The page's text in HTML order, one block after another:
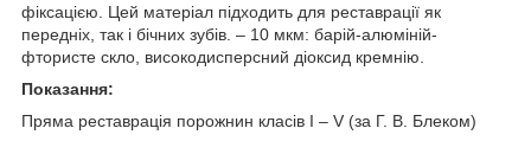
фіксацією. Цей матеріал підходить для реставрації як
передніх, так і бічних зубів. – 10 мкм: барій-алюміній-
фтористе скло, високодисперсний діоксид кремнію.
Показання:
Пряма реставрація порожнин класів I – V (за Г. В. Блеком)